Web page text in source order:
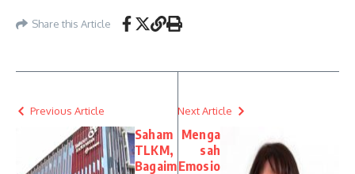
Share this Article
Previous Article
Saham
TLKM,
Bagaim
Next Article
Menga
sah
Emosio